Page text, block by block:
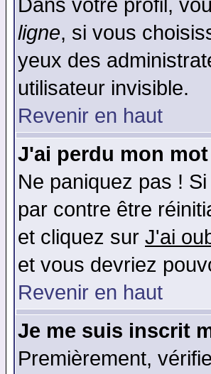
Dans votre profil,
ligne, si vous
yeux des
utilisateur invisible.
Revenir en haut
J'ai perdu mon
Ne paniquez pas !
par contre être
et cliquez sur J'ai
et vous devriez
Revenir en haut
Je me suis inscrit
Premièrement,